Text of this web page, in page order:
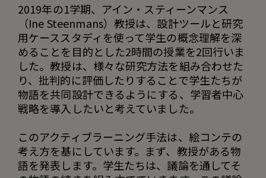
2019年の1学期、アイン・スティーンマンス
（Ine Steenmans）教授は、設計ツールと研究
用ケーススタディを使って学生の概念理解を深
めることを目的とした2時間の授業を2回行いま
した。教授は、様々な研究方法を組み合わせた
り、批判的に評価したりすることで学生たちが
物語を共同設計できるようにする、学習者中心
戦略を導入したいと考えていました。
このアクティブラーニング手法は、絵コンテの
考え方を基にしています。まず、教授がある物
語を発表します。学生たちは、議論を通してそ